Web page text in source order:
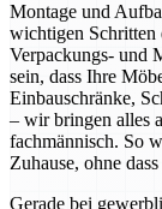
Montage und
wichtigen Schritten
Verpackungs- und
sein, dass Ihre
Einbauschränke,
– wir bringen alles
fachmännisch. So
Zuhause, ohne
Gerade bei